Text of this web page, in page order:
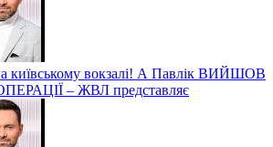
вокзалі! А Павлік ВИЙШОВ
– ЖВЛ представляє